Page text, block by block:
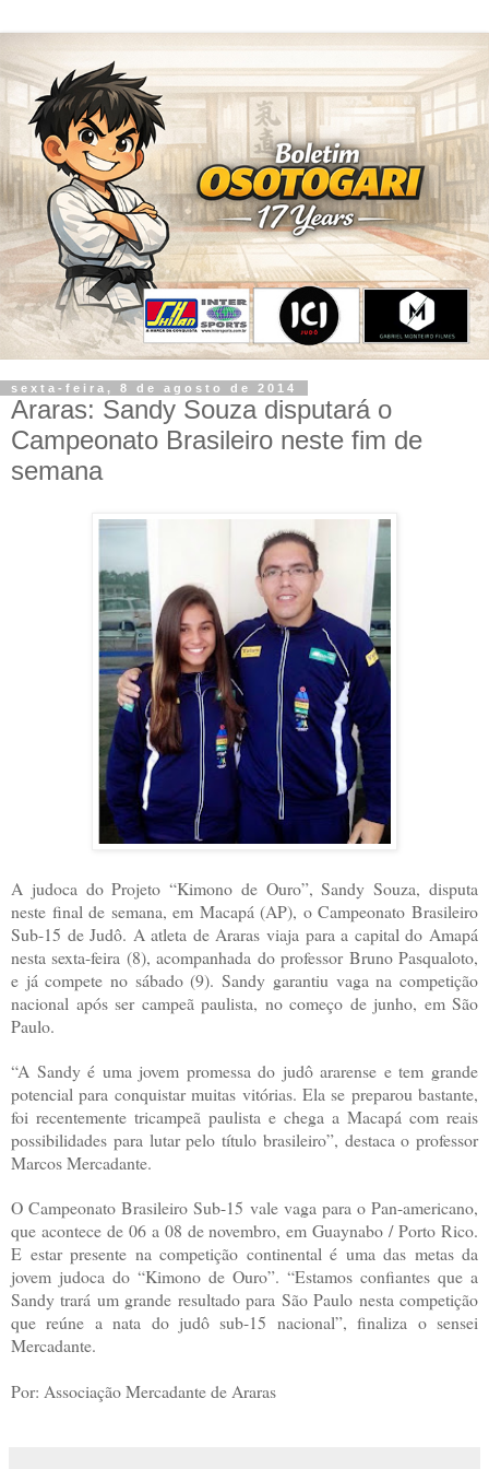
sexta-feira, 8 de agosto de 2014
Araras: Sandy Souza disputará o
Campeonato Brasileiro neste fim de
semana
A judoca do Projeto “Kimono de Ouro”, Sandy Souza, disputa
neste final de semana, em Macapá (AP), o Campeonato Brasileiro
Sub-15 de Judô. A atleta de Araras viaja para a capital do Amapá
nesta sexta-feira (8), acompanhada do professor Bruno Pasqualoto,
e já compete no sábado (9). Sandy garantiu vaga na competição
nacional após ser campeã paulista, no começo de junho, em São
Paulo.
“A Sandy é uma jovem promessa do judô ararense e tem grande
potencial para conquistar muitas vitórias. Ela se preparou bastante,
foi recentemente tricampeã paulista e chega a Macapá com reais
possibilidades para lutar pelo título brasileiro”, destaca o professor
Marcos Mercadante.
O Campeonato Brasileiro Sub-15 vale vaga para o Pan-americano,
que acontece de 06 a 08 de novembro, em Guaynabo / Porto Rico.
E estar presente na competição continental é uma das metas da
jovem judoca do “Kimono de Ouro”. “Estamos confiantes que a
Sandy trará um grande resultado para São Paulo nesta competição
que reúne a nata do judô sub-15 nacional”, finaliza o sensei
Mercadante.
Por: Associação Mercadante de Araras